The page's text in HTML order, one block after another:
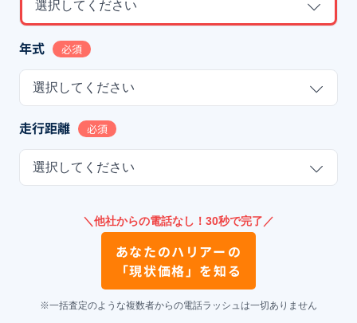
選択してください
年式 必須
選択してください
走行距離 必須
選択してください
＼他社からの電話なし！30秒で完了／
あなたのハリアー の
「現状価格」を知る
※一括査定のような複数者からの電話ラッシュは一切ありません